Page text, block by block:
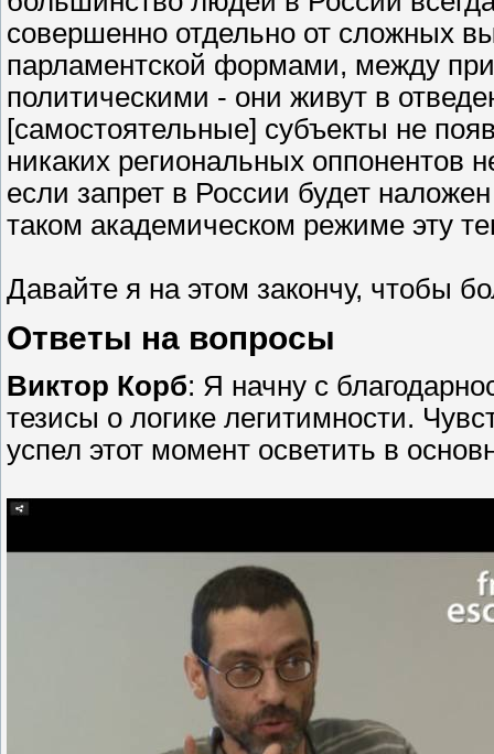
совершенно отдельно от сложных
парламентской формами, между
политическими - они живут в
[самостоятельные] субъекты не
никаких региональных оппонентов
если запрет в России будет
таком академическом режиме эту
Давайте я на этом закончу, чтобы
Ответы на вопросы
Виктор Корб: Я начну с
тезисы о логике легитимности.
успел этот момент осветить в